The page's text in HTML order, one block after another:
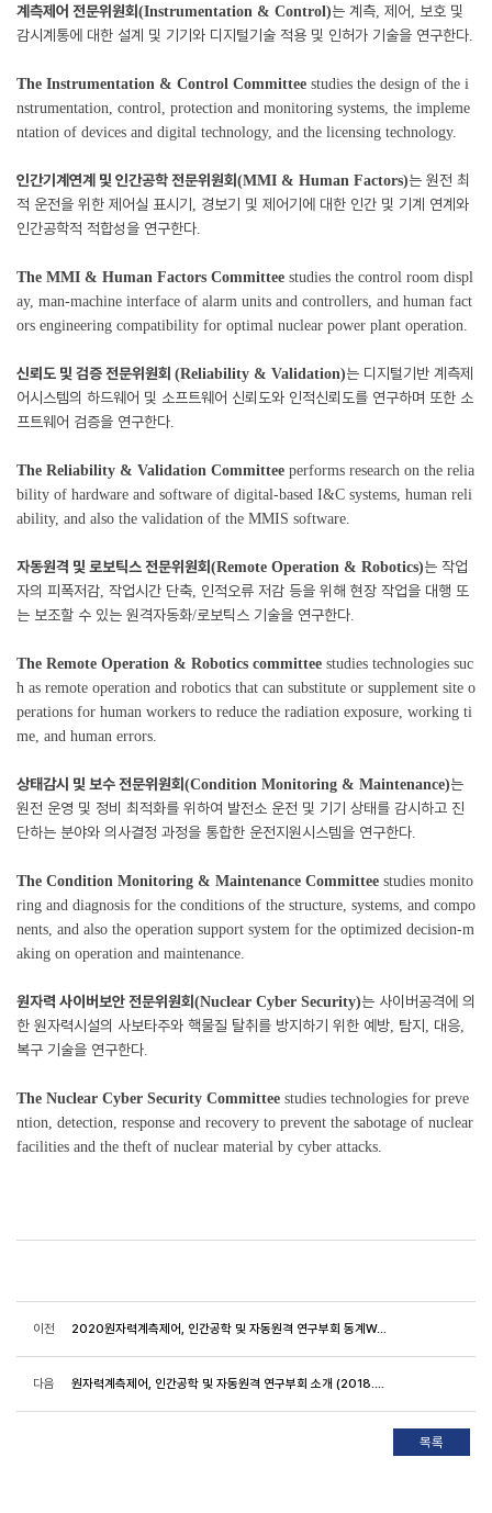
계측제어 전문위원회 (Instrumentation & Control)는 계측, 제어 , 보호 및
감시계통에 대한 설계 및 기기와 디지털기술 적용 및 인허가 기술을 연구한다.
The Instrumentation & Control Committee studies the design of the i
nstrumentation, control, protection and monitoring systems, the impleme
ntation of devices and digital technology, and the licensing technology.
인간기계연계 및 인간공학 전문위원회 (MMI & Human Factors)는 원전 최
적 운전을 위한 제어실 표시기 , 경보기 및 제어기에 대한 인간 및 기계 연계와
인간공학적 적합성을 연구한다.
The MMI & Human Factors Committee studies the control room displ
ay, man-machine interface of alarm units and controllers, and human fact
ors engineering compatibility for optimal nuclear power plant operation.
신뢰도 및 검증 전문위원회 (Reliability & Validation)는 디지털기반 계측제
어시스템의 하드웨어 및 소프트웨어 신뢰도와 인적신뢰도를 연구하며 또한 소
프트웨어 검증을 연구한다.
The Reliability & Validation Committee performs research on the relia
bility of hardware and software of digital-based I&C systems, human reli
ability, and also the validation of the MMIS software.
자동원격 및 로보틱스 전문위원회 (Remote Operation & Robotics)는 작업
자의 피폭저감, 작업시간 단축, 인적오류 저감 등을 위해 현장 작업을 대행 또
는 보조할 수 있는 원격자동화/로보틱스 기술을 연구한다.
The Remote Operation & Robotics committee studies technologies suc
h as remote operation and robotics that can substitute or supplement site o
perations for human workers to reduce the radiation exposure, working ti
me, and human errors.
상태감시 및 보수 전문위원회 (Condition Monitoring & Maintenance)는
원전 운영 및 정비 최적화를 위하여 발전소 운전 및 기기 상태를 감시하고 진
단하는 분야와 의사결정 과정을 통합한 운전지원시스템을 연구한다.
The Condition Monitoring & Maintenance Committee studies monito
ring and diagnosis for the conditions of the structure, systems, and compo
nents, and also the operation support system for the optimized decision-m
aking on operation and maintenance.
원자력 사이버보안 전문위원회 (Nuclear Cyber Security)는 사이버공격에 의
한 원자력시설의 사보타주와 핵물질 탈취를 방지하기 위한 예방, 탐지 , 대응,
복구 기술을 연구한다.
The Nuclear Cyber Security Committee studies technologies for preve
ntion, detection, response and recovery to prevent the sabotage of nuclear
facilities and the theft of nuclear material by cyber attacks.
이전 2020원자력계측제어, 인간공학 및 자동원격 연구부회 동계Workshop 발표자료
다음 원자력계측제어, 인간공학 및 자동원격 연구부회 소개 (2018.02)